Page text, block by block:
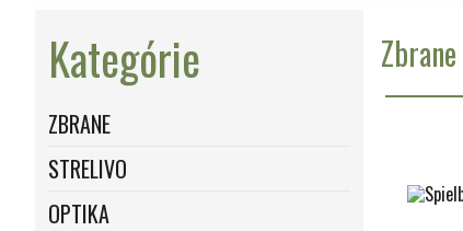
Kategórie
ZBRANE
STRELIVO
OPTIKA
Zbrane